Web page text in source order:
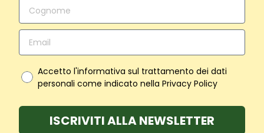
Accetto l'informativa sul trattamento dei dati
personali come indicato nella Privacy Policy
ISCRIVITI ALLA NEWSLETTER